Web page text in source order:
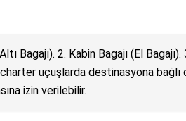
Bagajı). 2. Kabin Bagajı (El Bagajı).
charter uçuşlarda destinasyona bağlı
izin verilebilir.